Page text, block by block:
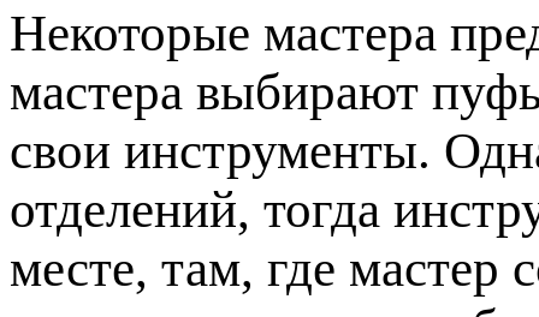
Некоторые мастера
мастера выбирают
свои инструменты.
отделений, тогда
месте, там, где